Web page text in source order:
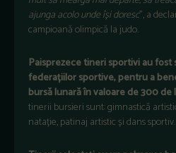
ajunga acolo unde își doresc”, a
campioană olimpică la judo.
Paisprezece tineri sportivi au
federațiilor sportive, pentru a
bursă lunară în valoare de 300 de
tinerii bursieri sunt: gimnastică
natație, patinaj artistic și dans sportiv.